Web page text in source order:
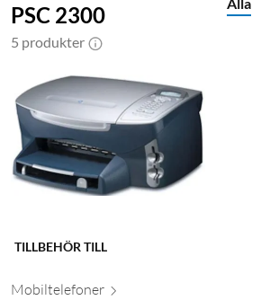
PSC 2300
5 produkter
TILLBEHÖR TILL
Mobiltelefoner